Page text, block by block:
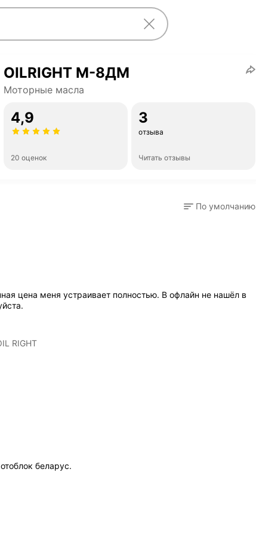
OILRIGHT М-8ДМ
Моторные масла
4,9
20 оценок
3
отзыва
Читать отзывы
По умолчанию
цена меня устраивает полностью. В офлайн не нашёл в
RIGHT
беларус.